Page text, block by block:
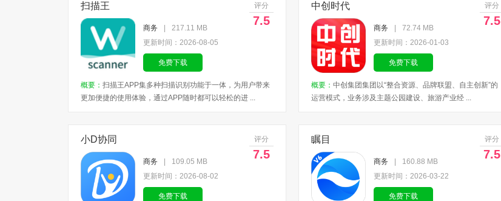
扫描王 评分
7.5
商务
217.11 MB
更新时间：2026-08-05
免费下载
概要： 扫描王APP集多种扫描识别功能于一体，为用户带来
更加便捷的使用体验，通过APP随时都可以轻松的进 ...
中创时代 评分
7.5
商务
72.74 MB
更新时间：2026-01-03
免费下载
概要： 中创集团集团以“整合资源、品牌联盟、自主创新”的
运营模式，业务涉及主题公园建设、旅游产业经 ...
小D协同 评分
7.5
商务
109.05 MB
更新时间：2026-08-02
免费下载
瞩目 评分
7.5
商务
160.88 MB
更新时间：2026-03-22
免费下载